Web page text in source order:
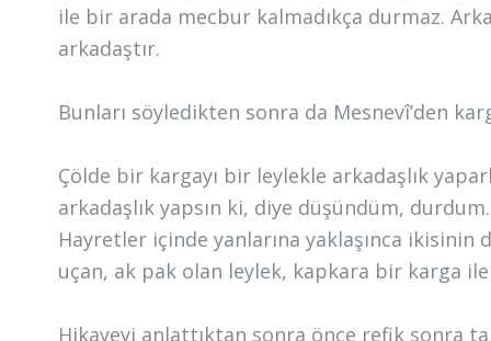
ile bir arada mecbur kalmadıkça durmaz.
arkadaştır.
Bunları söyledikten sonra da Mesnevî’den
Çölde bir kargayı bir leylekle arkadaşlık
arkadaşlık yapsın ki, diye düşündüm,
Hayretler içinde yanlarına yaklaşınca
uçan, ak pak olan leylek, kapkara bir karga
Hikayeyi anlattıktan sonra önce refik sonra